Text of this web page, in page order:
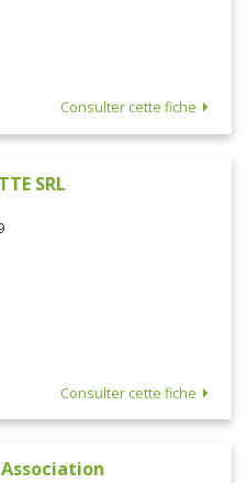
Consulter cette fiche
SRL
Consulter cette fiche